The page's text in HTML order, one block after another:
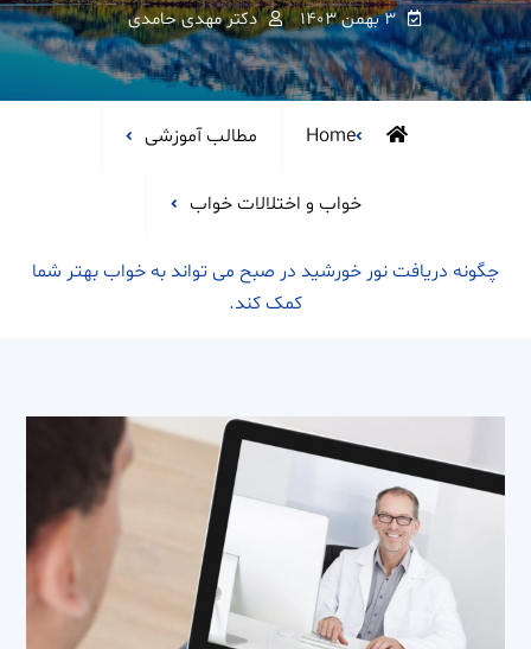
۳ بهمن ۱۴۰۳ دکتر مهدی حامدی
Home مطالب آموزشی
خواب و اختلالات خواب
چگونه دریافت نور خورشید در صبح می تواند به خواب بهتر شما
کمک کند.